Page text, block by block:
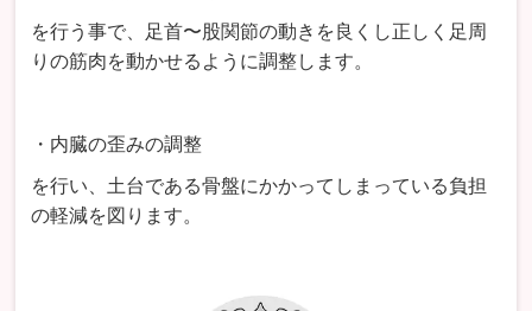
を行う事で、足首〜股関節の動きを良くし正しく足周
りの筋肉を動かせるように調整します。
・内臓の歪みの調整
を行い、土台である骨盤にかかってしまっている負担
の軽減を図ります。